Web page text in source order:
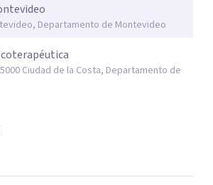
Departamento de Montevideo
Ciudad de la Costa, Departamento de